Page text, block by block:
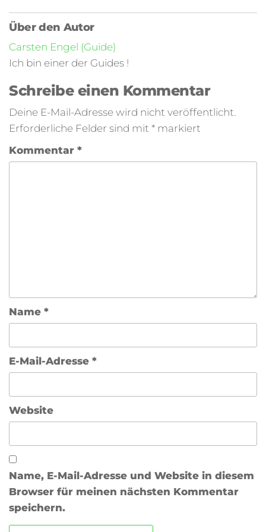
Über den Autor
Carsten Engel (Guide)
Ich bin einer der Guides !
Schreibe einen Kommentar
Deine E-Mail-Adresse wird nicht veröffentlicht.
Erforderliche Felder sind mit * markiert
Kommentar *
Name *
E-Mail-Adresse *
Website
Name, E-Mail-Adresse und Website in diesem
Browser für meinen nächsten Kommentar
speichern.